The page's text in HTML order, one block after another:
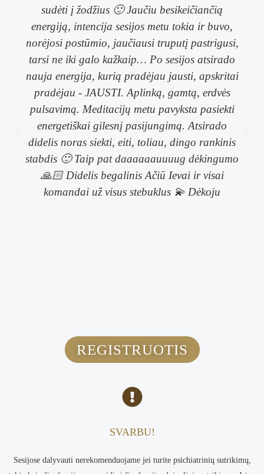
sudėti į žodžius 🙂 Jaučiu besikeičiančią
energiją, intencija sesijos metu tokia ir buvo,
norėjosi postūmio, jaučiausi truputį pastrigusi,
tarsi ne iki galo kažkaip… Po sesijos atsirado
nauja energija, kurią pradėjau jausti, apskritai
pradėjau - JAUSTI. Aplinką, gamtą, erdvės
pulsavimą. Meditacijų metu pavyksta pasiekti
energetiškai gilesnį pasijungimą. Atsirado
didelis noras siekti, eiti, toliau, dingo rankinis
stabdis 🙂 Taip pat daaaaaauuuug dėkingumo
🙏🏻 Didelis begalinis Ačiū Ievai ir visai
komandai už visus stebuklus 💫 Dėkoju
REGISTRUOTIS
SVARBU!
Sesijose dalyvauti nerekomenduojame jei turite psichiatrinių sutrikimų,